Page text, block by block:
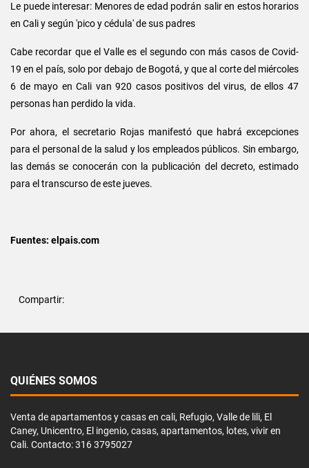
Le puede interesar: Menores de edad podrán salir en estos horarios
en Cali y según 'pico y cédula' de sus padres
Cabe recordar que el Valle es el segundo con más casos de Covid-
19 en el país, solo por debajo de Bogotá, y que al corte del miércoles
6 de mayo en Cali van 920 casos positivos del virus, de ellos 47
personas han perdido la vida.
Por ahora, el secretario Rojas manifestó que habrá excepciones
para el personal de la salud y los empleados públicos. Sin embargo,
las demás se conocerán con la publicación del decreto, estimado
para el transcurso de este jueves.
Fuentes: elpais.com
Compartir:
QUIÉNES SOMOS
Venta de apartamentos y casas en cali, Refugio, Valle de lili, El
Caney, Unicentro, El ingenio, casas, apartamentos, lotes, vivir en
Cali. Contacto: 316 3795027